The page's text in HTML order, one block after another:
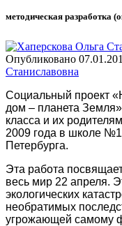
методическая разработка
Опубликовано
Станиславовна
Социальный проект
дом – планета
класса и их
2009 года в школе
Петербурга.
Эта работа
весь мир 22 апреля.
экологических
необратимых
угрожающей самому